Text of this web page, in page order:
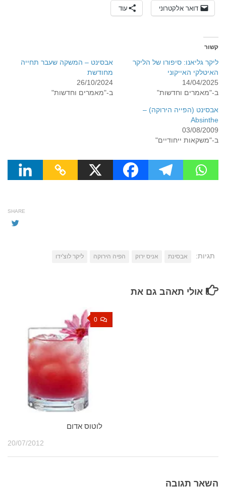
דואר אלקטרוני עוד
קשור
ליקר גליאנו: סיפורו של הליקר
האיטלקי האייקוני
14/04/2025
ב-"מאמרים וחדשות"
אבסינט – המשקה שעבר תחייה
מחודשת
26/10/2024
ב-"מאמרים וחדשות"
אבסינט (הפייה הירוקה) –
Absinthe
03/08/2009
ב-"משקאות ייחודיים"
SHARE
תגיות: אבסינת אניס ירוק הפיה הירוקה ליקר לוצ'ידו
אולי תאהב גם את
0
לוטוס אדום
20/07/2012
השאר תגובה